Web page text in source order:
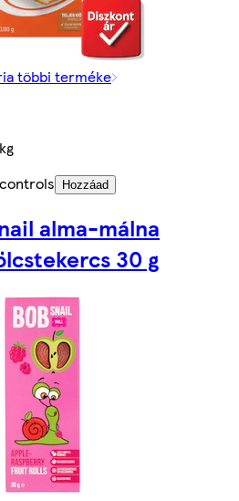
többi terméke
Hozzáad
alma-málna
30 g